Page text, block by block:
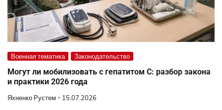
Военная тематика Законодательство
Могут ли мобилизовать с гепатитом С: разбор закона
и практики 2026 года
Яхненко Рустем 15.07.2026